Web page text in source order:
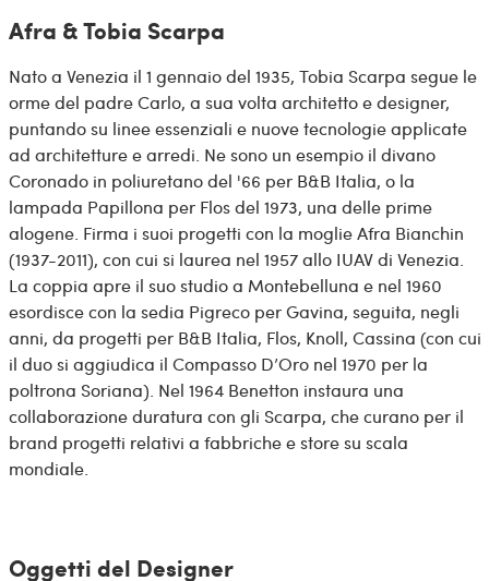
Afra & Tobia Scarpa
Nato a Venezia il 1 gennaio del 1935, Tobia Scarpa segue le
orme del padre Carlo, a sua volta architetto e designer,
puntando su linee essenziali e nuove tecnologie applicate
ad architetture e arredi. Ne sono un esempio il divano
Coronado in poliuretano del '66 per B&B Italia, o la
lampada Papillona per Flos del 1973, una delle prime
alogene. Firma i suoi progetti con la moglie Afra Bianchin
(1937-2011), con cui si laurea nel 1957 allo IUAV di Venezia.
La coppia apre il suo studio a Montebelluna e nel 1960
esordisce con la sedia Pigreco per Gavina, seguita, negli
anni, da progetti per B&B Italia, Flos, Knoll, Cassina (con cui
il duo si aggiudica il Compasso D’Oro nel 1970 per la
poltrona Soriana). Nel 1964 Benetton instaura una
collaborazione duratura con gli Scarpa, che curano per il
brand progetti relativi a fabbriche e store su scala
mondiale.
Oggetti del Designer